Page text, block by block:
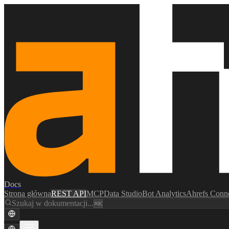
Docs
Strona głównaREST APIMCPData StudioBot AnalyticsAhrefs
Szukaj w dokumentacji...⌘K